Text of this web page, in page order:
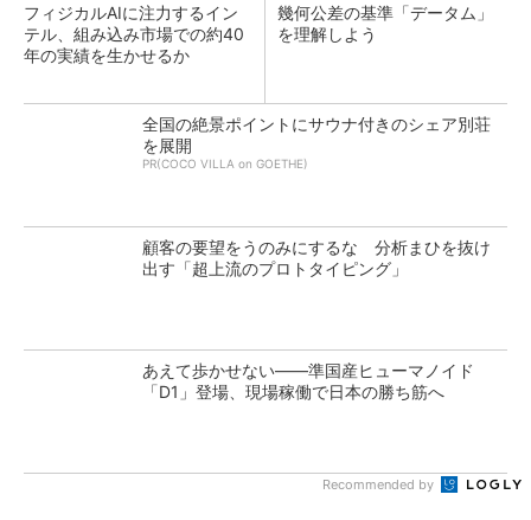
フィジカルAIに注力するイン
テル、組み込み市場での約40
年の実績を生かせるか
幾何公差の基準「データム」
を理解しよう
全国の絶景ポイントにサウナ付きのシェア別荘
を展開
PR(COCO VILLA on GOETHE)
顧客の要望をうのみにするな 分析まひを抜け
出す「超上流のプロトタイピング」
あえて歩かせない――準国産ヒューマノイド
「D1」登場、現場稼働で日本の勝ち筋へ
Recommended by